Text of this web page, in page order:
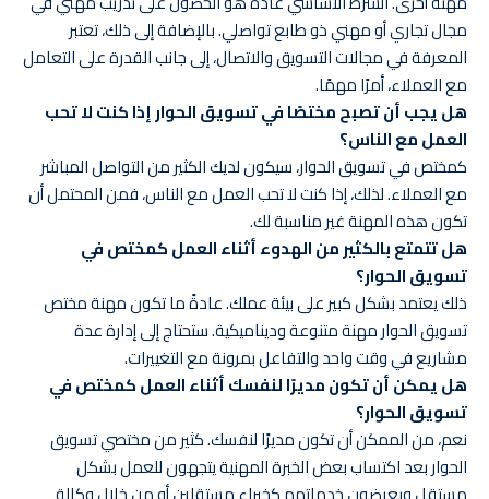
مجال تجاري أو مهني ذو طابع تواصلي. بالإضافة إلى ذلك، تعتبر
المعرفة في مجالات التسويق والاتصال، إلى جانب القدرة على التعامل
مع العملاء، أمرًا مهمًا.
هل يجب أن تصبح مختصًا في تسويق الحوار إذا كنت لا تحب
العمل مع الناس؟
كمختص في تسويق الحوار، سيكون لديك الكثير من التواصل المباشر
مع العملاء. لذلك، إذا كنت لا تحب العمل مع الناس، فمن المحتمل أن
تكون هذه المهنة غير مناسبة لك.
هل تتمتع بالكثير من الهدوء أثناء العمل كمختص في
تسويق الحوار؟
ذلك يعتمد بشكل كبير على بيئة عملك. عادةً ما تكون مهنة مختص
تسويق الحوار مهنة متنوعة وديناميكية. ستحتاج إلى إدارة عدة
مشاريع في وقت واحد والتفاعل بمرونة مع التغييرات.
هل يمكن أن تكون مديرًا لنفسك أثناء العمل كمختص في
تسويق الحوار؟
نعم، من الممكن أن تكون مديرًا لنفسك. كثير من مختصي تسويق
الحوار بعد اكتساب بعض الخبرة المهنية يتجهون للعمل بشكل